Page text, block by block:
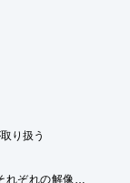
り扱う
ぞれの解像度